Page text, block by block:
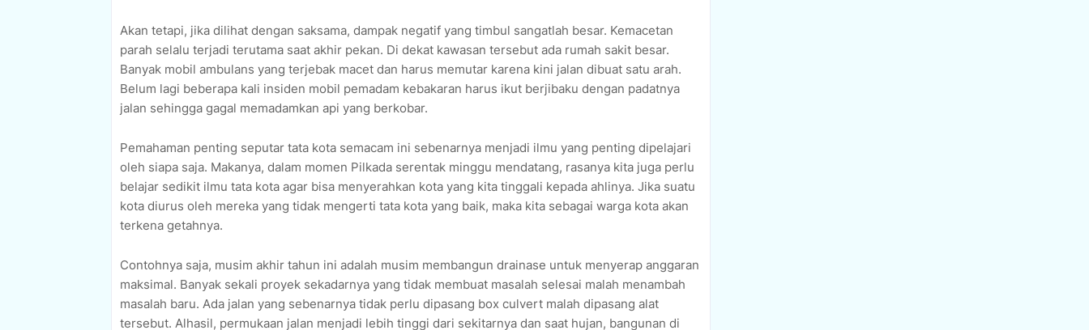
Akan tetapi, jika dilihat dengan saksama, dampak negatif yang timbul sangatlah besar. Kemacetan
parah selalu terjadi terutama saat akhir pekan. Di dekat kawasan tersebut ada rumah sakit besar.
Banyak mobil ambulans yang terjebak macet dan harus memutar karena kini jalan dibuat satu arah.
Belum lagi beberapa kali insiden mobil pemadam kebakaran harus ikut berjibaku dengan padatnya
jalan sehingga gagal memadamkan api yang berkobar.
Pemahaman penting seputar tata kota semacam ini sebenarnya menjadi ilmu yang penting dipelajari
oleh siapa saja. Makanya, dalam momen Pilkada serentak minggu mendatang, rasanya kita juga perlu
belajar sedikit ilmu tata kota agar bisa menyerahkan kota yang kita tinggali kepada ahlinya. Jika suatu
kota diurus oleh mereka yang tidak mengerti tata kota yang baik, maka kita sebagai warga kota akan
terkena getahnya.
Contohnya saja, musim akhir tahun ini adalah musim membangun drainase untuk menyerap anggaran
maksimal. Banyak sekali proyek sekadarnya yang tidak membuat masalah selesai malah menambah
masalah baru. Ada jalan yang sebenarnya tidak perlu dipasang box culvert malah dipasang alat
tersebut. Alhasil, permukaan jalan menjadi lebih tinggi dari sekitarnya dan saat hujan, bangunan di